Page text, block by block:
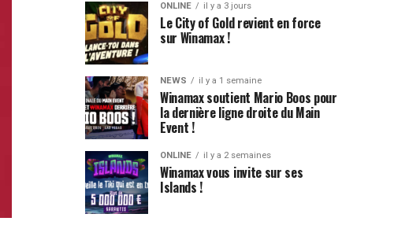
ONLINE il y a 3 jours
Le City of Gold revient en force
sur Winamax !
NEWS il y a 1 semaine
Winamax soutient Mario Boos pour
la dernière ligne droite du Main
Event !
ONLINE il y a 2 semaines
Winamax vous invite sur ses
Islands !